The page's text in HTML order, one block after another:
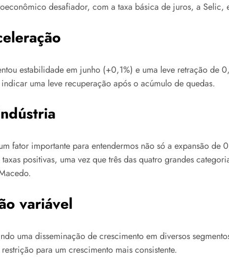
desafiador, com a taxa básica de juros, a Selic,
estabilidade em junho (+0,1%) e uma leve retração de
uma leve recuperação após o acúmulo de quedas.
fator importante para entendermos não só a expansão
positivas, uma vez que três das quatro grandes
variável
uma disseminação de crescimento em diversos
para um crescimento mais consistente.